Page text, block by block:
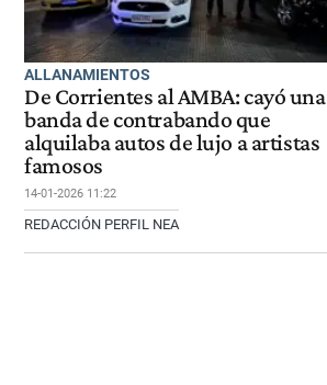
ALLANAMIENTOS
De Corrientes al AMBA: cayó una
banda de contrabando que
alquilaba autos de lujo a artistas
famosos
14-01-2026 11:22
REDACCIÓN PERFIL NEA